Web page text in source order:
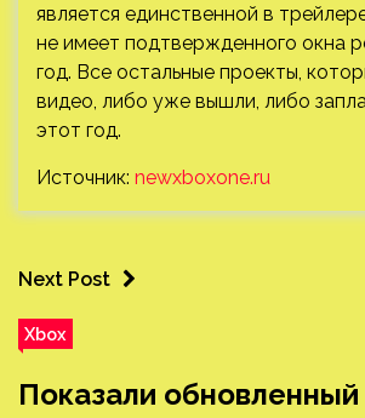
является единственной в
не имеет подтвержденного окна
год. Все остальные проекты,
видео, либо уже вышли, либо
этот год.
Источник: newxboxone.ru
Next Post
Xbox
Показали обновленный